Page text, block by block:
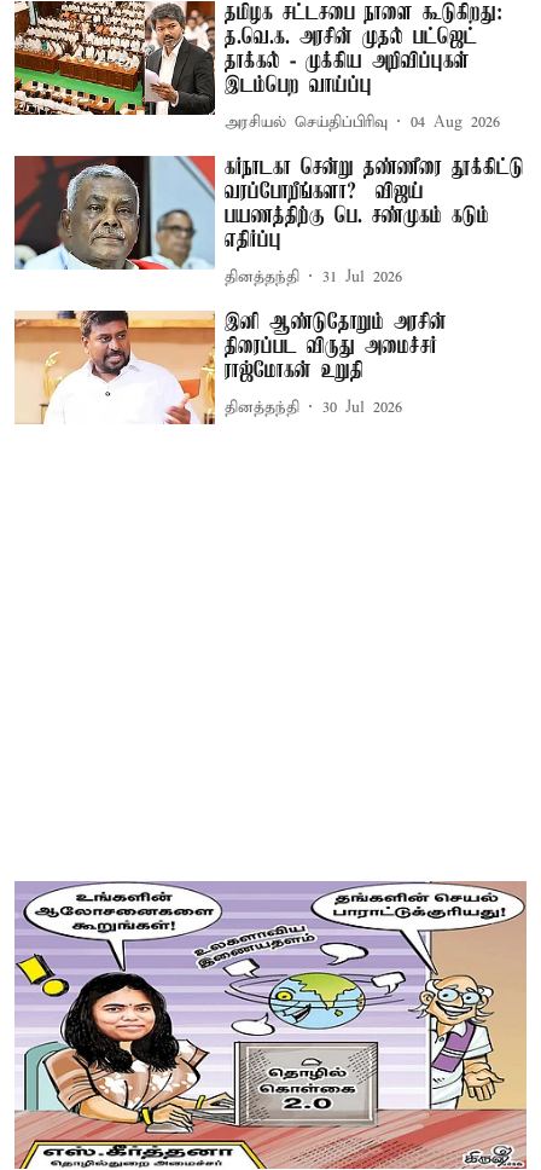
தமிழக சட்டசபை நாளை கூடுகிறது:
த.வெ.க. அரசின் முதல் பட்ஜெட்
தாக்கல் - முக்கிய அறிவிப்புகள்
இடம்பெற வாய்ப்பு
அரசியல் செய்திப்பிரிவு 04 Aug 2026
கர்நாடகா சென்று தண்ணீரை தூக்கிட்டு
வரப்போறீங்களா? – விஜய்
பயணத்திற்கு பெ. சண்முகம் கடும்
எதிர்ப்பு
தினத்தந்தி 31 Jul 2026
இனி ஆண்டுதோறும் அரசின்
திரைப்பட விருது அமைச்சர்
ராஜ்மோகன் உறுதி
தினத்தந்தி 30 Jul 2026